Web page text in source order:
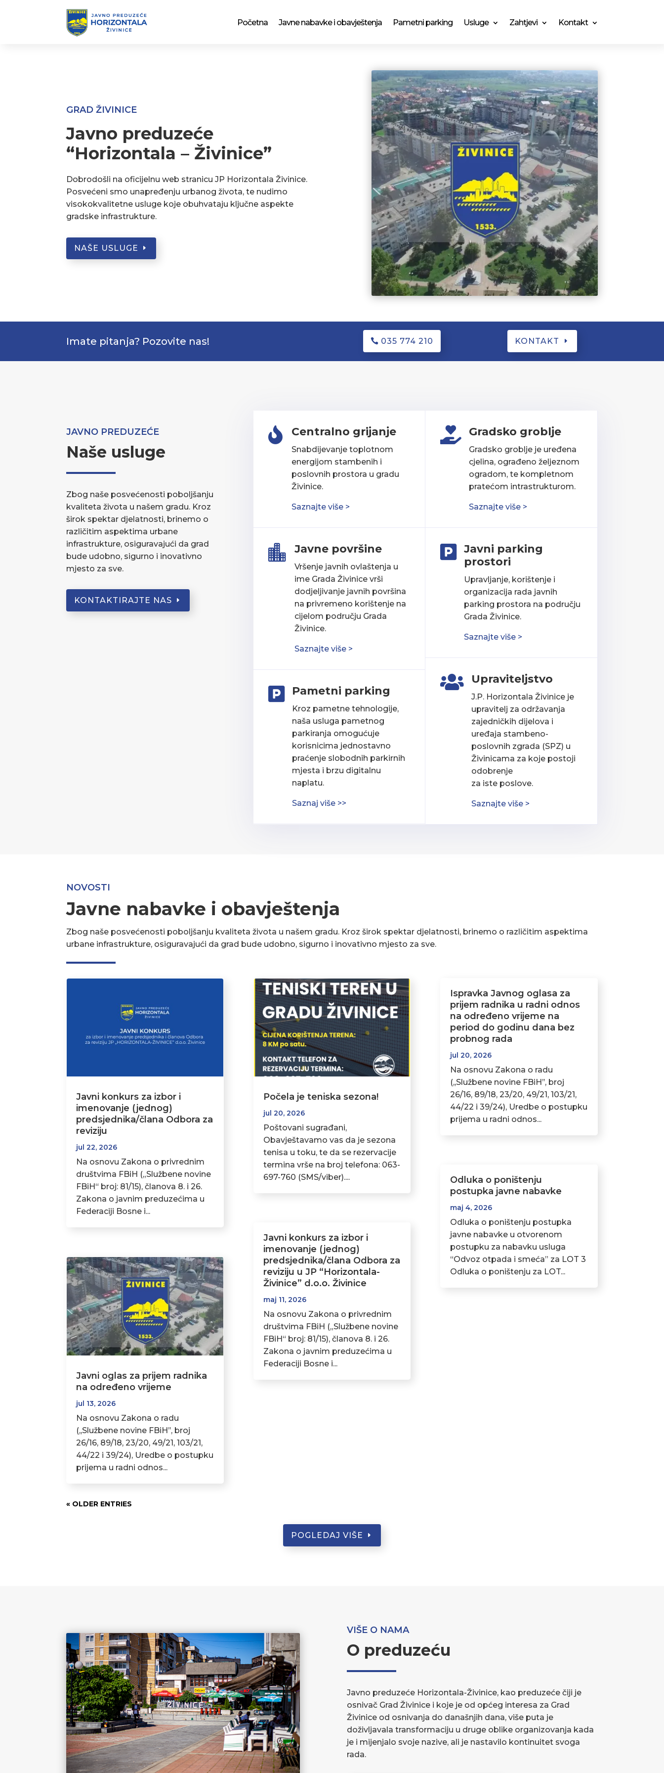
Početna Javne nabavke i obavještenja Pametni parking Usluge Zahtjevi Kontakt
GRAD ŽIVINICE
Javno preduzeće
“Horizontala – Živinice”
Dobrodošli na oficijelnu web stranicu JP Horizontala Živinice.
Posvećeni smo unapređenju urbanog života, te nudimo
visokokvalitetne usluge koje obuhvataju ključne aspekte
gradske infrastrukture.
NAŠE USLUGE
Imate pitanja? Pozovite nas! 035 774 210 KONTAKT
JAVNO PREDUZEĆE
Naše usluge
Zbog naše posvećenosti poboljšanju
kvaliteta života u našem gradu. Kroz
širok spektar djelatnosti, brinemo o
različitim aspektima urbane
infrastrukture, osiguravajući da grad
bude udobno, sigurno i inovativno
mjesto za sve.
KONTAKTIRAJTE NAS
 Centralno grijanje
Snabdijevanje toplotnom
energijom stambenih i
poslovnih prostora u gradu
Živinice.
Saznajte više >
 Javne površine
Vršenje javnih ovlaštenja u
ime Grada Živinice vrši
dodjeljivanje javnih površina
na privremeno korištenje na
cijelom području Grada
Živinice.
Saznajte više >
 Pametni parking
Kroz pametne tehnologije,
naša usluga pametnog
parkiranja omogućuje
korisnicima jednostavno
praćenje slobodnih parkirnih
mjesta i brzu digitalnu
naplatu.
Saznaj više >>
 Gradsko groblje
Gradsko groblje je uređena
cjelina, ograđeno željeznom
ogradom, te kompletnom
pratećom intrastrukturom.
Saznajte više >

Javni parking
prostori
Upravljanje, korištenje i
organizacija rada javnih
parking prostora na području
Grada Živinice.
Saznajte više >
 Upraviteljstvo
J.P. Horizontala Živinice je
upravitelj za održavanja
zajedničkih dijelova i
uređaja stambeno-
poslovnih zgrada (SPZ) u
Živinicama za koje postoji
odobrenje
za iste poslove.
Saznajte više >
NOVOSTI
Javne nabavke i obavještenja
Zbog naše posvećenosti poboljšanju kvaliteta života u našem gradu. Kroz širok spektar djelatnosti, brinemo o različitim aspektima
urbane infrastrukture, osiguravajući da grad bude udobno, sigurno i inovativno mjesto za sve.
Javni konkurs za izbor i
imenovanje (jednog)
predsjednika/člana Odbora za
reviziju
jul 22, 2026
Na osnovu Zakona o privrednim
društvima FBiH („Službene novine
FBiH“ broj: 81/15), članova 8. i 26.
Zakona o javnim preduzećima u
Federaciji Bosne i...
Javni oglas za prijem radnika
na određeno vrijeme
jul 13, 2026
Na osnovu Zakona o radu
(,,Službene novine FBiH’’, broj
26/16, 89/18, 23/20, 49/21, 103/21,
44/22 i 39/24), Uredbe o postupku
prijema u radni odnos...
Počela je teniska sezona!
jul 20, 2026
Poštovani sugrađani,
Obavještavamo vas da je sezona
tenisa u toku, te da se rezervacije
termina vrše na broj telefona: 063-
697-760 (SMS/viber)....
Javni konkurs za izbor i
imenovanje (jednog)
predsjednika/člana Odbora za
reviziju u JP “Horizontala-
Živinice” d.o.o. Živinice
maj 11, 2026
Na osnovu Zakona o privrednim
društvima FBiH („Službene novine
FBiH“ broj: 81/15), članova 8. i 26.
Zakona o javnim preduzećima u
Federaciji Bosne i...
Ispravka Javnog oglasa za
prijem radnika u radni odnos
na određeno vrijeme na
period do godinu dana bez
probnog rada
jul 20, 2026
Na osnovu Zakona o radu
(,,Službene novine FBiH’’, broj
26/16, 89/18, 23/20, 49/21, 103/21,
44/22 i 39/24), Uredbe o postupku
prijema u radni odnos...
Odluka o poništenju
postupka javne nabavke
maj 4, 2026
Odluka o poništenju postupka
javne nabavke u otvorenom
postupku za nabavku usluga
“Odvoz otpada i smeća” za LOT 3
Odluka o poništenju za LOT...
« OLDER ENTRIES
POGLEDAJ VIŠE
VIŠE O NAMA
O preduzeću
Javno preduzeće Horizontala-Živinice, kao preduzeće čiji je
osnivač Grad Živinice i koje je od općeg interesa za Grad
Živinice od osnivanja do današnjih dana, više puta je
doživljavala transformaciju u druge oblike organizovanja kada
je i mijenjalo svoje nazive, ali je nastavilo kontinuitet svoga
rada.